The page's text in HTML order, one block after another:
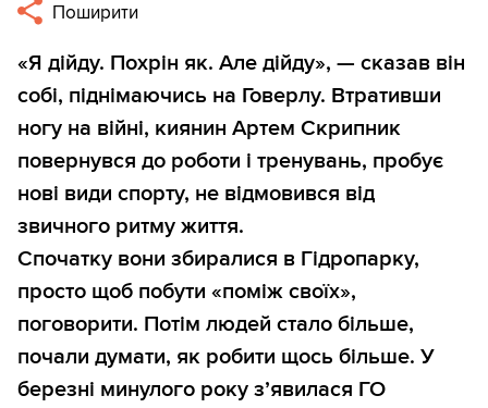
Поширити
«Я дійду. Похрін як. Але дійду», — сказав він
собі, піднімаючись на Говерлу. Втративши
ногу на війні, киянин Артем Скрипник
повернувся до роботи і тренувань, пробує
нові види спорту, не відмовився від
звичного ритму життя.
Спочатку вони збиралися в Гідропарку,
просто щоб побути «поміж своїх»,
поговорити. Потім людей стало більше,
почали думати, як робити щось більше. У
березні минулого року зʼявилася ГО